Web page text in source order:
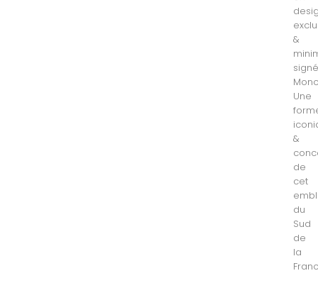
&
Une
&
de
cet
du
Sud
de
la